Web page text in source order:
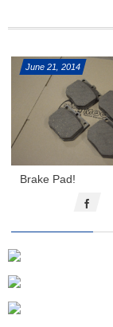
June 21,2014
Brake Pad!